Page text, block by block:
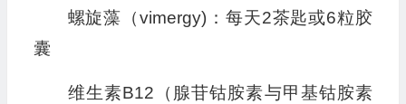
螺旋藻（vimergy)：每天2茶匙或6粒胶
囊
维生素B12（腺苷钴胺素与甲基钴胺素